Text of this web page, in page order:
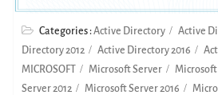
Categories :Active Directory Active
Directory 2012
Active Directory 2016
MICROSOFT
Microsoft Server Microsoft
Server 2012
Microsoft Server 2016